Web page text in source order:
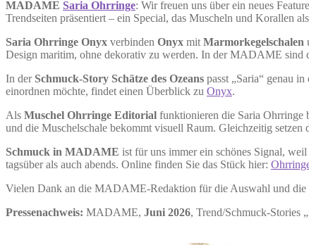
MADAME Saria Ohrringe: Wir freuen uns über ein neues
Trendseiten präsentiert – ein Special, das Muscheln und Korallen
Saria Ohrringe Onyx verbinden Onyx mit Marmorkegelschalen
Design maritim, ohne dekorativ zu werden. In der MADAME sind
In der Schmuck-Story Schätze des Ozeans passt „Saria“ genau
einordnen möchte, findet einen Überblick zu Onyx.
Als Muschel Ohrringe Editorial funktionieren die Saria Ohrringe
und die Muschelschale bekommt visuell Raum. Gleichzeitig
Schmuck in MADAME ist für uns immer ein schönes Signal,
tagsüber als auch abends. Online finden Sie das Stück hier:
Vielen Dank an die MADAME-Redaktion für die Auswahl und die
Pressenachweis: MADAME, Juni 2026, Trend/Schmuck-Stories